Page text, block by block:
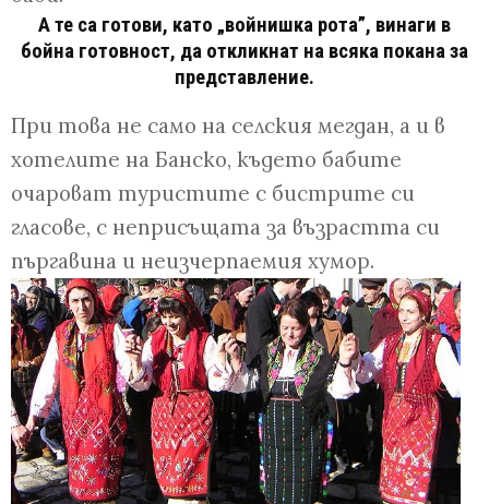
А те са готови, като „войнишка рота”, винаги в
бойна готовност, да откликнат на всяка покана за
представление.
При това не само на селския мегдан, а и в
хотелите на Банско, където бабите
очароват туристите с бистрите си
гласове, с неприсъщата за възрастта си
пъргавина и неизчерпаемия хумор.